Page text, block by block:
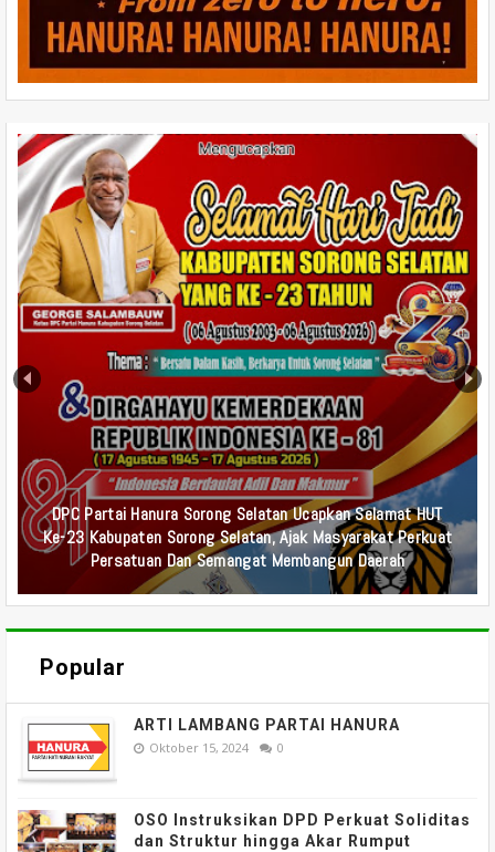
DPC Partai Hanura Sorong Selatan Ucapkan Selamat HUT
Ke-23 Kabupaten Sorong Selatan, Ajak Masyarakat Perkuat
Persatuan Dan Semangat Membangun Daerah
Popular
ARTI LAMBANG PARTAI HANURA
Oktober 15, 2024 0
OSO Instruksikan DPD Perkuat Soliditas
dan Struktur hingga Akar Rumput